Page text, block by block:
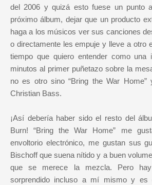
del 2006 y quizá esto fuese un punto
próximo álbum, dejar que un producto
haga a los músicos ver sus canciones
o directamente les empuje y lleve a otro
tiempo que quiero entender como una
minutos al primer puñetazo sobre la
no es otro sino “Bring the War Home”
Christian Bass.
¡Así debería haber sido el resto del
Burn! “Bring the War Home” me
envoltorio electrónico, me gustan sus
Bischoff que suena nítido y a buen
que se merece la mezcla. Pero
sorprendido incluso a mí mismo y es